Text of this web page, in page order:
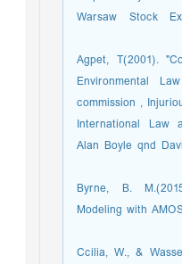
Warsaw Stock
12. Agpet, T(2001).
Environmental
commission ,
International Law
Alan Boyle qnd
13. Byrne, B.
Modeling with
14. Ccilia, W., &